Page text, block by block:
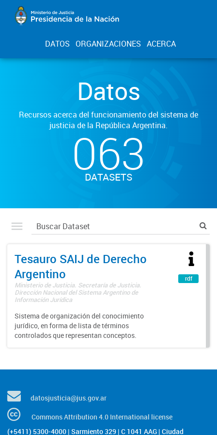
DATOS ORGANIZACIONES ACERCA
Datos
Recursos acerca del funcionamiento del sistema de
justicia de la República Argentina.
063
DATASETS
Tesauro SAIJ de Derecho
Argentino
Ministerio de Justicia. Secretaría de Justicia.
Dirección Nacional del Sistema Argentino de
Información Jurídica
Sistema de organización del conocimiento
jurídico, en forma de lista de términos
controlados que representan conceptos.
rdf
datosjusticia@jus.gov.ar
Commons Attribution 4.0 International license
(+5411) 5300-4000 | Sarmiento 329 | C 1041 AAG | Ciudad